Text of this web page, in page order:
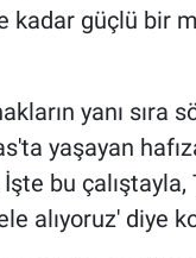
kadar güçlü bir
yanı
yaşayan
bu çalıştayla,
alıyoruz' diye